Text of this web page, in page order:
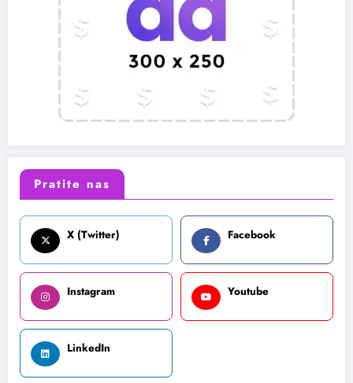
Pratite nas
X (Twitter) Facebook
Instagram Youtube
LinkedIn